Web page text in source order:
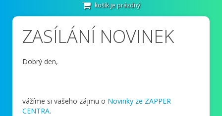
košík je prázdný
ZASÍLÁNÍ NOVINEK
Dobrý den,
vážíme si vašeho zájmu o Novinky ze ZAPPER
CENTRA.